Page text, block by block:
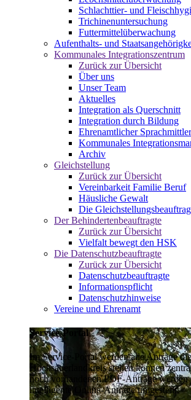
Schlachttier- und
Trichinenuntersuchung
Futtermittelüberwachung
Aufenthalts- und
Kommunales Integrationszentrum
Zurück zur Übersicht
Über uns
Unser Team
Aktuelles
Integration als Querschnitt
Integration durch Bildung
Ehrenamtlicher
Kommunales
Archiv
Gleichstellung
Zurück zur Übersicht
Vereinbarkeit Familie Beruf
Häusliche Gewalt
Die
Der Behindertenbeauftragte
Zurück zur Übersicht
Vielfalt bewegt den HSK
Die Datenschutzbeauftragte
Zurück zur Übersicht
Datenschutzbeauftragte
Informationspflicht
Datenschutzhinweise
Vereine und Ehrenamt
Service-Portal
Im Service-Portal werden alle Anträge
Hochsauerlandkreis stellen können
noch vorhandenen PDF-Anträge werden
intelligente Online-Anträge umgestellt.